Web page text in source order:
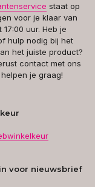
staat op
voor je klaar van
17:00 uur. Heb je
hulp nodig bij het
het juiste product?
contact met ons
je graag!
voor nieuwsbrief